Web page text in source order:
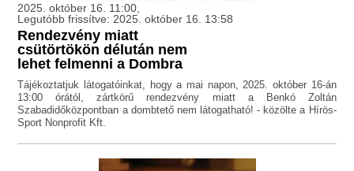
2025. október 16. 11:00,
Legutóbb frissítve: 2025. október 16. 13:58
Rendezvény miatt
csütörtökön délután nem
lehet felmenni a Dombra
Tájékoztatjuk látogatóinkat, hogy a mai napon, 2025. október 16-án
13:00 órától, zártkörű rendezvény miatt a Benkó Zoltán
Szabadidőközpontban a dombtető nem látogatható! - közölte a Hírös-
Sport Nonprofit Kft.